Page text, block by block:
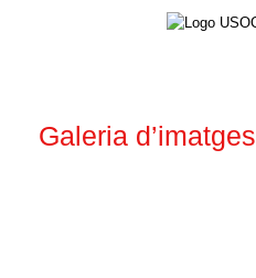
Galeria d’imatges